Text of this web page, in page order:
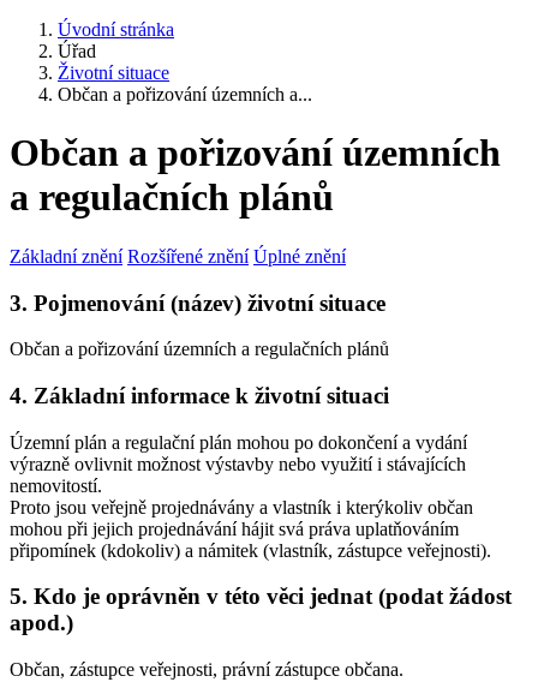
Úvodní stránka
Úřad
Životní situace
Občan a pořizování územních a...
Občan a pořizování územních
a regulačních plánů
Základní znění Rozšířené znění Úplné znění
3. Pojmenování (název) životní situace
Občan a pořizování územních a regulačních plánů
4. Základní informace k životní situaci
Územní plán a regulační plán mohou po dokončení a vydání
výrazně ovlivnit možnost výstavby nebo využití i stávajících
nemovitostí.
Proto jsou veřejně projednávány a vlastník i kterýkoliv občan
mohou při jejich projednávání hájit svá práva uplatňováním
připomínek (kdokoliv) a námitek (vlastník, zástupce veřejnosti).
5. Kdo je oprávněn v této věci jednat (podat žádost
apod.)
Občan, zástupce veřejnosti, právní zástupce občana.